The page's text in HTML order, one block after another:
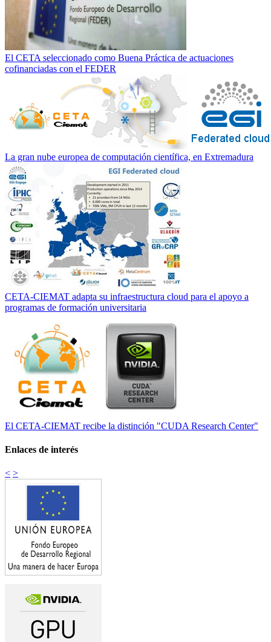
El CETA seleccionado como Buena Práctica de actuaciones
cofinanciadas con el FEDER
La gran nube europea de computación científica, en Extremadura
CETA-CIEMAT adapta su infraestructura cloud para el apoyo a
programas de formación universitaria
El CETA-CIEMAT recibe la distinción "CUDA Research Center"
Enlaces de interés
< >